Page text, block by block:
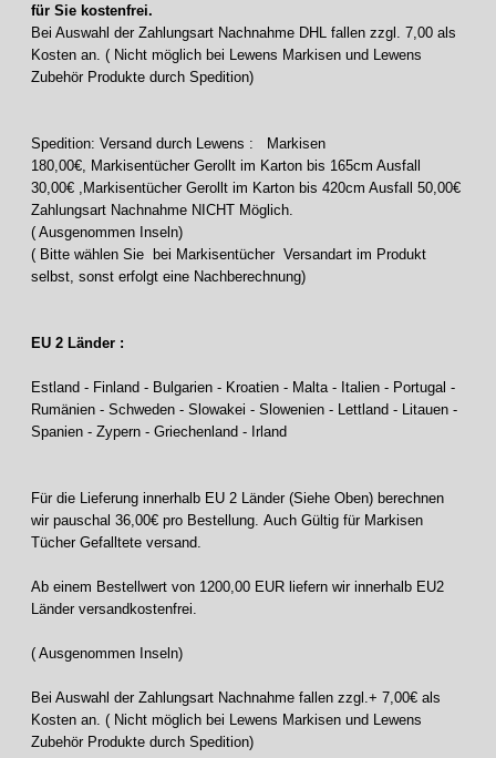
für Sie kostenfrei.
Bei Auswahl der Zahlungsart Nachnahme DHL fallen zzgl. 7,00 als
Kosten an. ( Nicht möglich bei Lewens Markisen und Lewens
Zubehör Produkte durch Spedition)
Spedition: Versand durch Lewens : Markisen
180,00€, Markisentücher Gerollt im Karton bis 165cm Ausfall
30,00€ ,Markisentücher Gerollt im Karton bis 420cm Ausfall 50,00€
Zahlungsart Nachnahme NICHT Möglich.
( Ausgenommen Inseln)
( Bitte wählen Sie bei Markisentücher Versandart im Produkt
selbst, sonst erfolgt eine Nachberechnung)
EU 2 Länder :
Estland - Finland - Bulgarien - Kroatien - Malta - Italien - Portugal -
Rumänien - Schweden - Slowakei - Slowenien - Lettland - Litauen -
Spanien - Zypern - Griechenland - Irland
Für die Lieferung innerhalb EU 2 Länder (Siehe Oben) berechnen
wir pauschal 36,00€ pro Bestellung. Auch Gültig für Markisen
Tücher Gefalltete versand.
Ab einem Bestellwert von 1200,00 EUR liefern wir innerhalb EU2
Länder versandkostenfrei.
( Ausgenommen Inseln)
Bei Auswahl der Zahlungsart Nachnahme fallen zzgl.+ 7,00€ als
Kosten an. ( Nicht möglich bei Lewens Markisen und Lewens
Zubehör Produkte durch Spedition)